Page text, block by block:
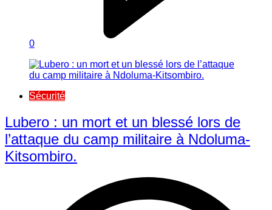
0
Sécurité
Lubero : un mort et un blessé lors de
l’attaque du camp militaire à Ndoluma-
Kitsombiro.